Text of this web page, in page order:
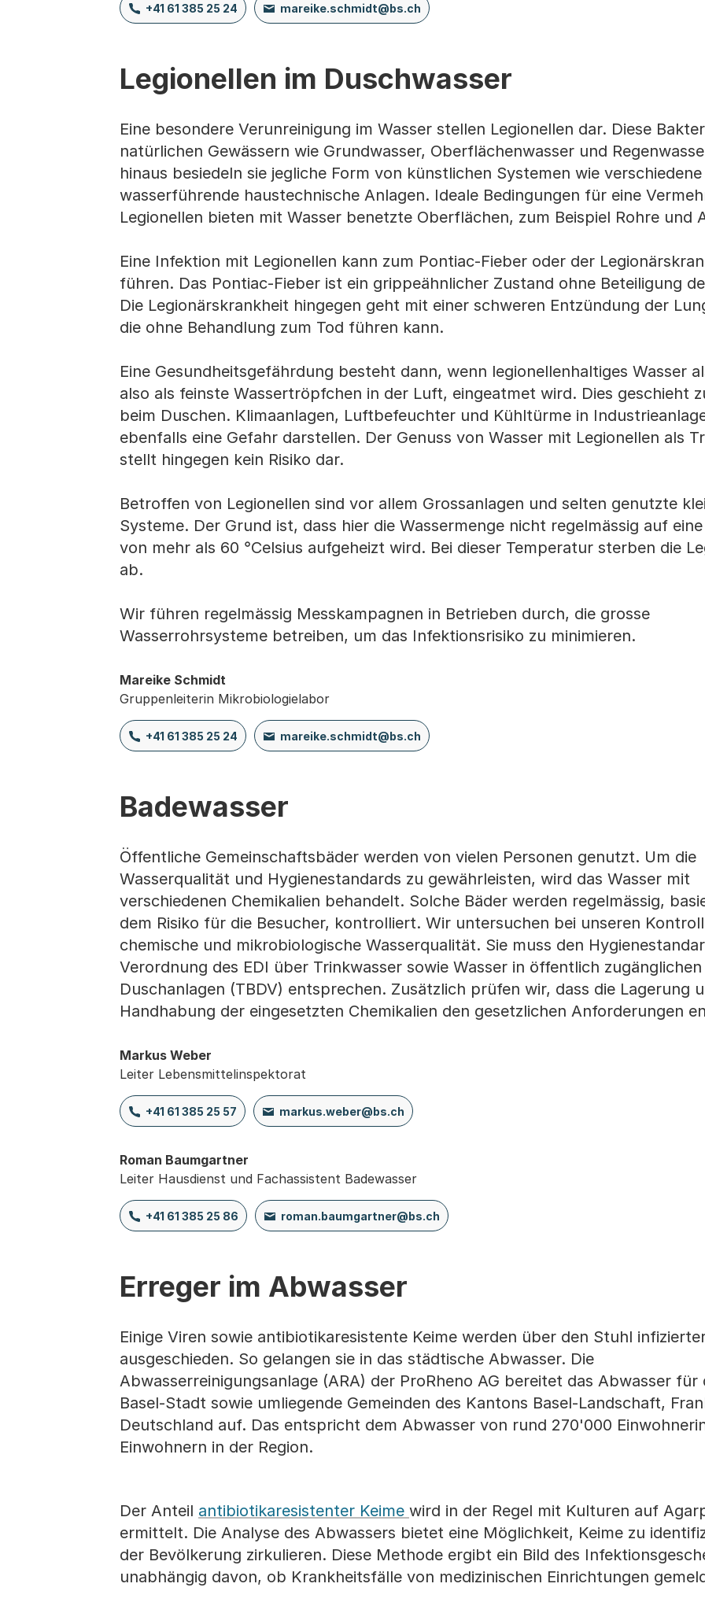
+41 61 385 25 24 mareike.schmidt@bs.ch
Legionellen im Duschwasser
Eine besondere Verunreinigung im Wasser stellen Legionellen dar. Diese
natürlichen Gewässern wie Grundwasser, Oberflächenwasser und
hinaus besiedeln sie jegliche Form von künstlichen Systemen wie verschiedene
wasserführende haustechnische Anlagen. Ideale Bedingungen für eine
Legionellen bieten mit Wasser benetzte Oberflächen, zum Beispiel Rohre und
Eine Infektion mit Legionellen kann zum Pontiac-Fieber oder der
führen. Das Pontiac-Fieber ist ein grippeähnlicher Zustand ohne Beteiligung
Die Legionärskrankheit hingegen geht mit einer schweren Entzündung der
die ohne Behandlung zum Tod führen kann.
Eine Gesundheitsgefährdung besteht dann, wenn legionellenhaltiges Wasser
also als feinste Wassertröpfchen in der Luft, eingeatmet wird. Dies geschieht
beim Duschen. Klimaanlagen, Luftbefeuchter und Kühltürme in
ebenfalls eine Gefahr darstellen. Der Genuss von Wasser mit Legionellen als
stellt hingegen kein Risiko dar.
Betroffen von Legionellen sind vor allem Grossanlagen und selten genutzte
Systeme. Der Grund ist, dass hier die Wassermenge nicht regelmässig auf
von mehr als 60 °Celsius aufgeheizt wird. Bei dieser Temperatur sterben die
ab.
Wir führen regelmässig Messkampagnen in Betrieben durch, die grosse
Wasserrohrsysteme betreiben, um das Infektionsrisiko zu minimieren.
Mareike Schmidt
Gruppenleiterin Mikrobiologielabor
+41 61 385 25 24 mareike.schmidt@bs.ch
Badewasser
Öffentliche Gemeinschaftsbäder werden von vielen Personen genutzt. Um die
Wasserqualität und Hygienestandards zu gewährleisten, wird das Wasser mit
verschiedenen Chemikalien behandelt. Solche Bäder werden regelmässig,
dem Risiko für die Besucher, kontrolliert. Wir untersuchen bei unseren
chemische und mikrobiologische Wasserqualität. Sie muss den
Verordnung des EDI über Trinkwasser sowie Wasser in öffentlich
Duschanlagen (TBDV) entsprechen. Zusätzlich prüfen wir, dass die Lagerung
Handhabung der eingesetzten Chemikalien den gesetzlichen Anforderungen
Markus Weber
Leiter Lebensmittelinspektorat
+41 61 385 25 57 markus.weber@bs.ch
Roman Baumgartner
Leiter Hausdienst und Fachassistent Badewasser
+41 61 385 25 86 roman.baumgartner@bs.ch
Erreger im Abwasser
Einige Viren sowie antibiotikaresistente Keime werden über den Stuhl
ausgeschieden. So gelangen sie in das städtische Abwasser. Die
Abwasserreinigungsanlage (ARA) der ProRheno AG bereitet das Abwasser für
Basel-Stadt sowie umliegende Gemeinden des Kantons Basel-Landschaft,
Deutschland auf. Das entspricht dem Abwasser von rund 270'000
Einwohnern in der Region.
Der Anteil antibiotikaresistenter Keime wird in der Regel mit Kulturen auf
ermittelt. Die Analyse des Abwassers bietet eine Möglichkeit, Keime zu
der Bevölkerung zirkulieren. Diese Methode ergibt ein Bild des
unabhängig davon, ob Krankheitsfälle von medizinischen Einrichtungen